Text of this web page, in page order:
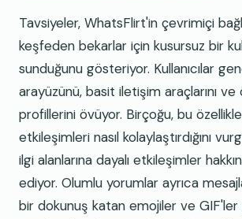
Tavsiyeler, WhatsFlirt'in çevrimiçi
keşfeden bekarlar için kusursuz bir
sunduğunu gösteriyor. Kullanıcılar
arayüzünü, basit iletişim araçlarını
profillerini övüyor. Birçoğu, bu
etkileşimleri nasıl kolaylaştırdığını
ilgi alanlarına dayalı etkileşimler
ediyor. Olumlu yorumlar ayrıca
bir dokunuş katan emojiler ve GIF'ler